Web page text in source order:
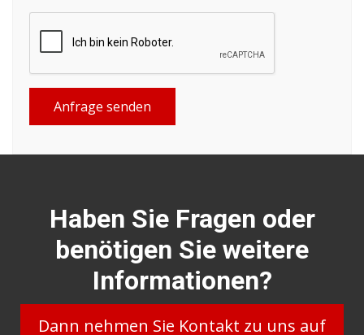
Anfrage senden
Haben Sie Fragen oder
benötigen Sie weitere
Informationen?
Dann nehmen Sie Kontakt zu uns auf